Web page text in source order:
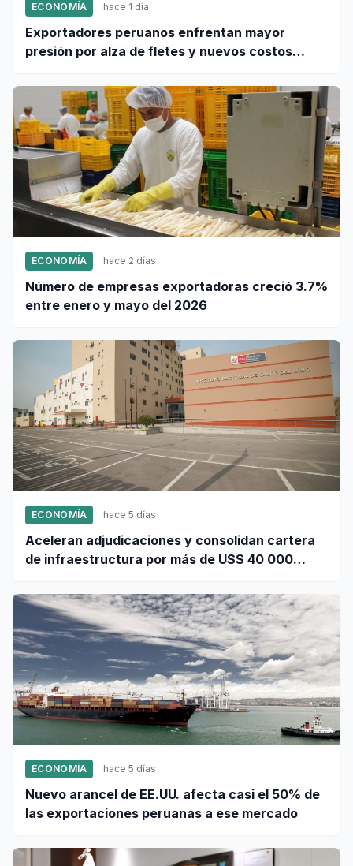
ECONOMÍA hace 1 día
Exportadores peruanos enfrentan mayor
presión por alza de fletes y nuevos costos
ECONOMÍA hace 2 días
Número de empresas exportadoras creció 3.7%
entre enero y mayo del 2026
ECONOMÍA hace 5 días
Aceleran adjudicaciones y consolidan cartera
de infraestructura por más de US$ 40 000
ECONOMÍA hace 5 días
Nuevo arancel de EE.UU. afecta casi el 50% de
las exportaciones peruanas a ese mercado